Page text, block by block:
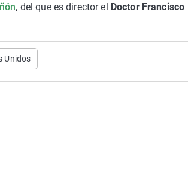
, del que es director el Doctor Francisco
Unidos